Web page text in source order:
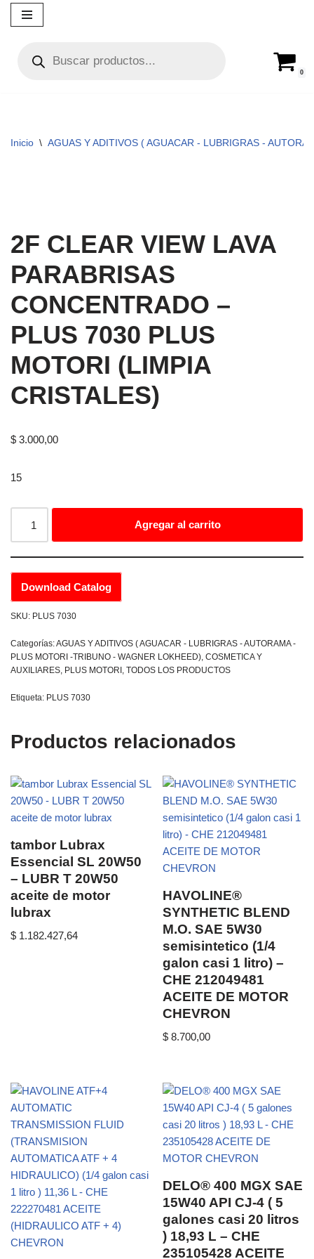
contenido
0
Inicio \ AGUAS Y ADITIVOS ( AGUACAR - LUBRIGRAS -
2F CLEAR VIEW LAVA
PARABRISAS
CONCENTRADO –
PLUS 7030 PLUS
MOTORI (LIMPIA
CRISTALES)
$ 3.000,00
15
Agregar al carrito
Download Catalog
SKU: PLUS 7030
Categorías:AGUAS Y ADITIVOS ( AGUACAR - LUBRIGRAS - AUTORAMA -
PLUS MOTORI -TRIBUNO - WAGNER LOKHEED), COSMETICA Y
AUXILIARES, PLUS MOTORI , TODOS LOS PRODUCTOS
Etiqueta: PLUS 7030
Productos relacionados
tambor Lubrax
Essencial SL 20W50
– LUBR T 20W50
aceite de motor
lubrax
$ 1.182.427,64
HAVOLINE®
SYNTHETIC BLEND
M.O. SAE 5W30
semisintetico (1/4
galon casi 1 litro) –
CHE 212049481
ACEITE DE MOTOR
CHEVRON
$ 8.700,00
DELO® 400 MGX SAE
15W40 API CJ-4 ( 5
galones casi 20 litros
) 18,93 L – CHE
235105428 ACEITE